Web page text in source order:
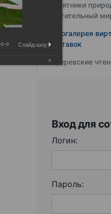
Памятники
растительный
Фотогалерея
выставок
Юферевские
Вход для
Логин:
Пароль:
Слайд-шоу: